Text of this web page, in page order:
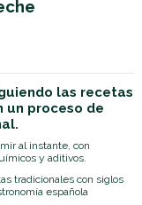
las recetas
un proceso de
al instante, con
y aditivos.
tradicionales con siglos
española